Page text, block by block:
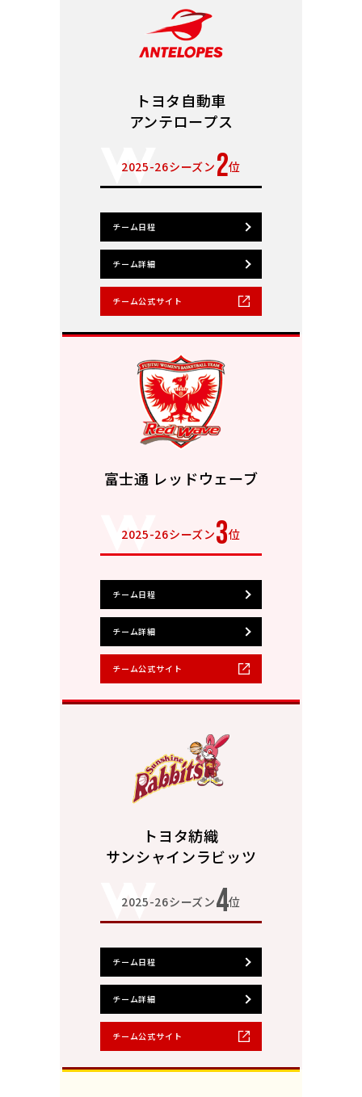
トヨタ自動車
アンテロープス
2025-26シーズン 2位
チーム日程
チーム詳細
チーム公式サイト
富士通 レッドウェーブ
2025-26シーズン3位
チーム日程
チーム詳細
チーム公式サイト
トヨタ紡織
サンシャインラビッツ
2025-26シーズン4位
チーム日程
チーム詳細
チーム公式サイト